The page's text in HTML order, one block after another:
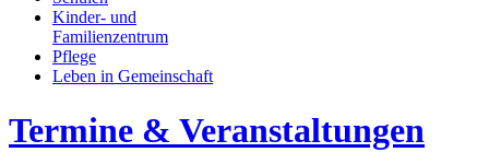
Kinder- und
Familienzentrum
Pflege
Leben in Gemeinschaft
Termine & Veranstaltungen